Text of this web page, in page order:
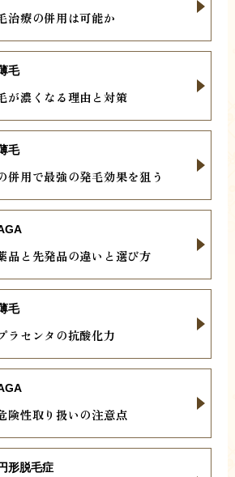
治療の併用は可能か
が濃くなる理由と対策
毛
併用で最強の発毛効果を狙う
毛
品と先発品の違いと選び方
ラセンタの抗酸化力
毛
険性取り扱いの注意点
円形脱毛症